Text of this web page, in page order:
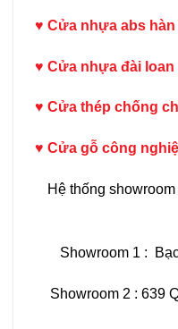
♥ Cửa nhựa abs
♥ Cửa nhựa đài loan
♥ Cửa thép chống
♥ Cửa gỗ công
Hệ thống
Showroom 1 :
Showroom 2 : 639